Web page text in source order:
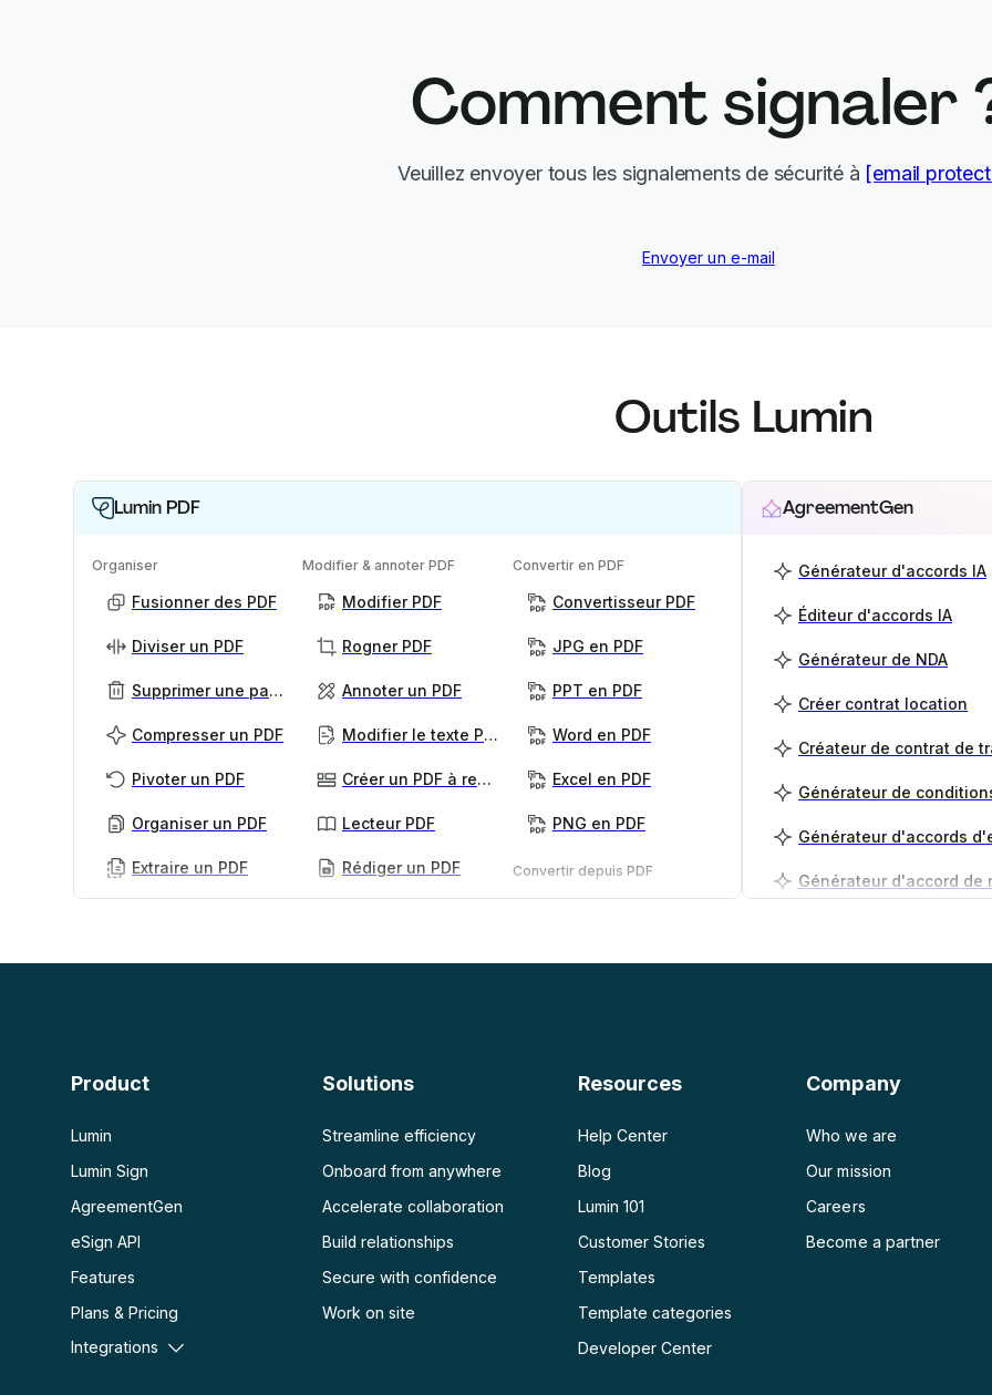
Ali Taher
d’anciens
API au
Comment signaler
Veuillez envoyer tous les signalements de sécurité à [email
Envoyer un e-mail
Outils Lumin
Lumin PDF
Organiser
Fusionner des PDF
Diviser un PDF
Supprimer une page PDF
Compresser un PDF
Pivoter un PDF
Organiser un PDF
Extraire un PDF
OCR de PDF
Modifier & annoter PDF
Modifier PDF
Rogner PDF
Annoter un PDF
Modifier le texte PDF
Créer un PDF à remplir
Lecteur PDF
Rédiger un PDF
Convertir en PDF
Convertisseur PDF
JPG en PDF
PPT en PDF
Word en PDF
Excel en PDF
PNG en PDF
Convertir depuis PDF
PDF en Excel
AgreementGen
Générateur d'accords IA
Éditeur d'accords IA
Générateur de NDA
Créer contrat location
Créateur de contrat de
Product
Lumin
Lumin Sign
AgreementGen
eSign API
Features
Plans & Pricing
Integrations
Solutions
Streamline efficiency
Onboard from anywhere
Accelerate collaboration
Build relationships
Secure with confidence
Work on site
Resources
Help Center
Blog
Lumin 101
Customer Stories
Templates
Template categories
Developer Center
Company
Who we are
Our mission
Careers
Become a partner